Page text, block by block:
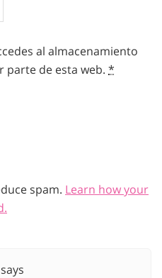
al almacenamiento
parte de esta web. *
spam. Learn how your
says